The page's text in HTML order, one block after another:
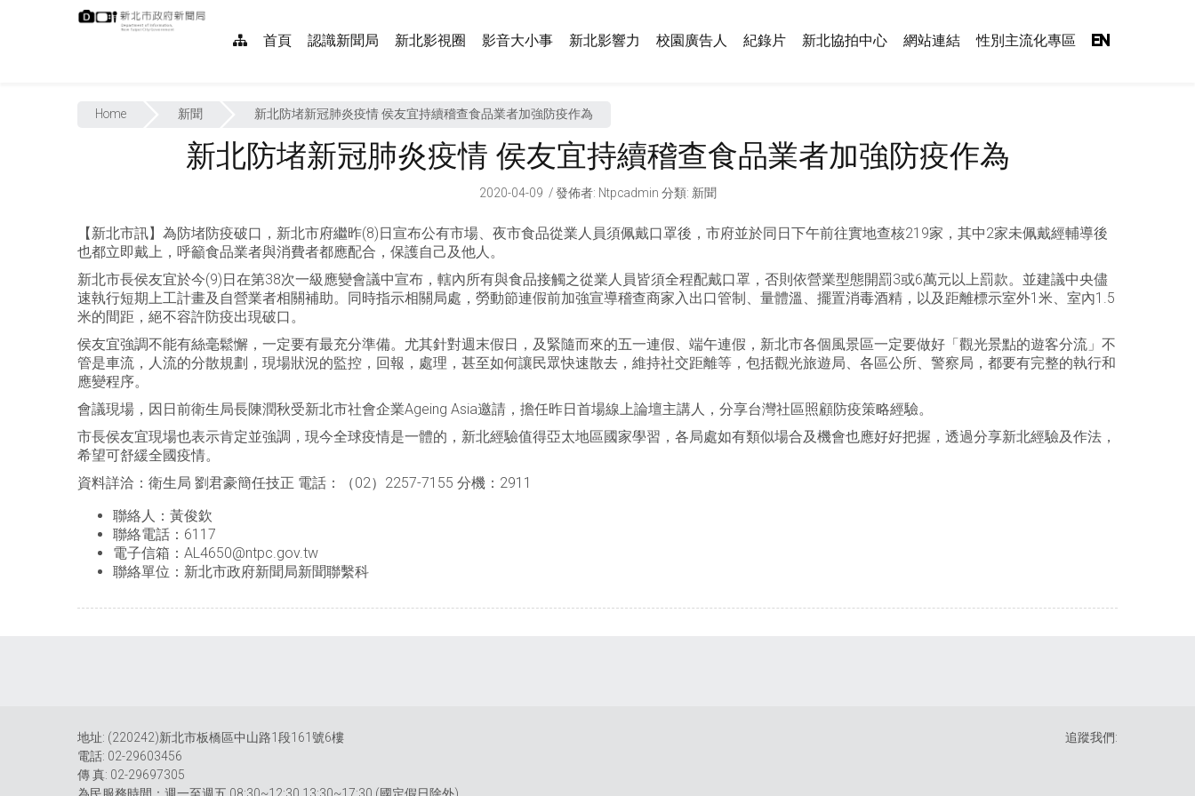
首頁 認識新聞局 新北影視圈 影音大小事 新北影響力 校園廣告人 紀錄片 新北協拍中心 網站連結 性別主流化專區 EN
Home 新聞 新北防堵新冠肺炎疫情 侯友宜持續稽查食品業者加強防疫作為
新北防堵新冠肺炎疫情 侯友宜持續稽查食品業者加強防疫作為
2020-04-09 發佈者: Ntpcadmin 分類: 新聞
【新北市訊】為防堵防疫破口，新北市府繼昨(8)日宣布公有市場、夜市食品從業人員須佩戴口罩後，市府並於同日下午前往實地查核219家，其中2家未佩戴經輔導後
也都立即戴上，呼籲食品業者與消費者都應配合，保護自己及他人。
新北市長侯友宜於今(9)日在第38次一級應變會議中宣布，轄內所有與食品接觸之從業人員皆須全程配戴口罩，否則依營業型態開罰3或6萬元以上罰款。並建議中央儘
速執行短期上工計畫及自營業者相關補助。同時指示相關局處，勞動節連假前加強宣導稽查商家入出口管制、量體溫、擺置消毒酒精，以及距離標示室外1米、室內1.5
米的間距，絕不容許防疫出現破口。
侯友宜強調不能有絲毫鬆懈，一定要有最充分準備。尤其針對週末假日，及緊隨而來的五一連假、端午連假，新北市各個風景區一定要做好「觀光景點的遊客分流」不
管是車流，人流的分散規劃，現場狀況的監控，回報，處理，甚至如何讓民眾快速散去，維持社交距離等，包括觀光旅遊局、各區公所、警察局，都要有完整的執行和
應變程序。
會議現場，因日前衛生局長陳潤秋受新北市社會企業Ageing Asia邀請，擔任昨日首場線上論壇主講人，分享台灣社區照顧防疫策略經驗。
市長侯友宜現場也表示肯定並強調，現今全球疫情是一體的，新北經驗值得亞太地區國家學習，各局處如有類似場合及機會也應好好把握，透過分享新北經驗及作法，
希望可舒緩全國疫情。
資料詳洽：衛生局 劉君豪簡任技正 電話：（02）2257-7155 分機：2911
聯絡人：黃俊欽
聯絡電話：6117
電子信箱：AL4650@ntpc.gov.tw
聯絡單位：新北市政府新聞局新聞聯繫科
地址: (220242)新北市板橋區中山路1段161號6樓
電話: 02-29603456
傳 真: 02-29697305
追蹤我們: